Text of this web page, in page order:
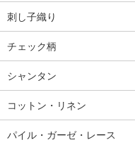
刺し子織り
チェック柄
シャンタン
コットン・リネン
パイル・ガーゼ・レース